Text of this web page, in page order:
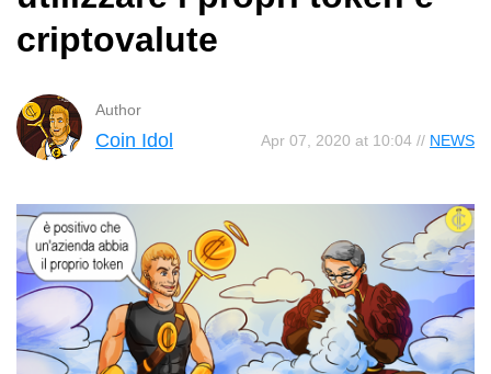
criptovalute
Apr 07, 2020 at 10:04 // NEWS
Author
Coin Idol